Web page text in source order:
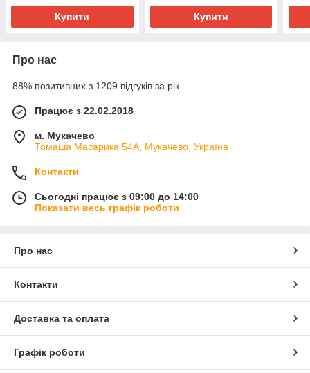
Купити Купити
Про нас
88% позитивних з 1209 відгуків за рік
Працює з 22.02.2018
м. Мукачево
Томаша Масарика 54А, Мукачево, Україна
Контакти
Сьогодні працює з 09:00 до 14:00
Показати весь графік роботи
Про нас
Контакти
Доставка та оплата
Графік роботи